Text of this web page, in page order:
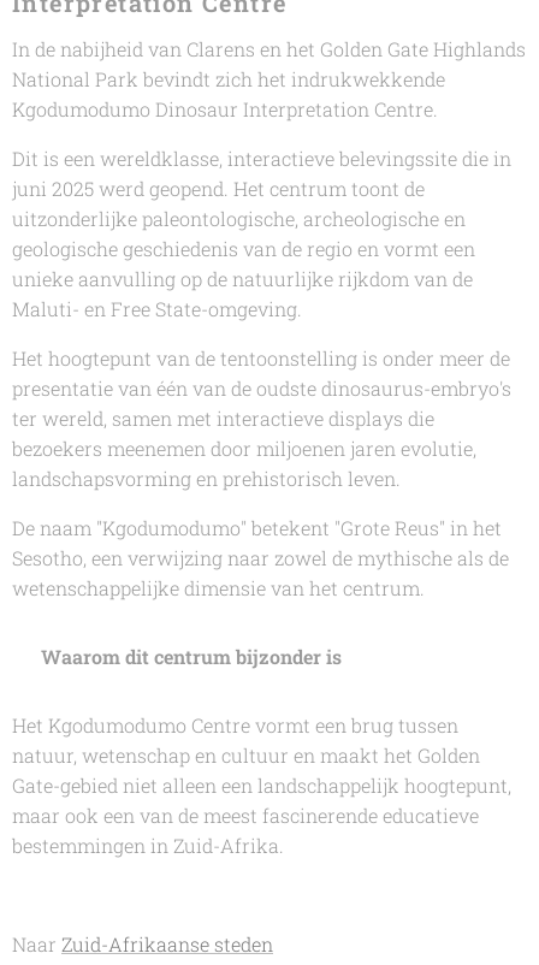
In de nabijheid van Clarens en het Golden Gate Highlands
National Park bevindt zich het indrukwekkende
Kgodumodumo Dinosaur Interpretation Centre.
Dit is een wereldklasse, interactieve belevingssite die in
juni 2025 werd geopend. Het centrum toont de
uitzonderlijke paleontologische, archeologische en
geologische geschiedenis van de regio en vormt een
unieke aanvulling op de natuurlijke rijkdom van de
Maluti- en Free State-omgeving.
Het hoogtepunt van de tentoonstelling is onder meer de
presentatie van één van de oudste dinosaurus-embryo's
ter wereld, samen met interactieve displays die
bezoekers meenemen door miljoenen jaren evolutie,
landschapsvorming en prehistorisch leven.
De naam "Kgodumodumo" betekent "Grote Reus" in het
Sesotho, een verwijzing naar zowel de mythische als de
wetenschappelijke dimensie van het centrum.
Waarom dit centrum bijzonder is
Het Kgodumodumo Centre vormt een brug tussen
natuur, wetenschap en cultuur en maakt het Golden
Gate-gebied niet alleen een landschappelijk hoogtepunt,
maar ook een van de meest fascinerende educatieve
bestemmingen in Zuid-Afrika.
Naar Zuid-Afrikaanse steden